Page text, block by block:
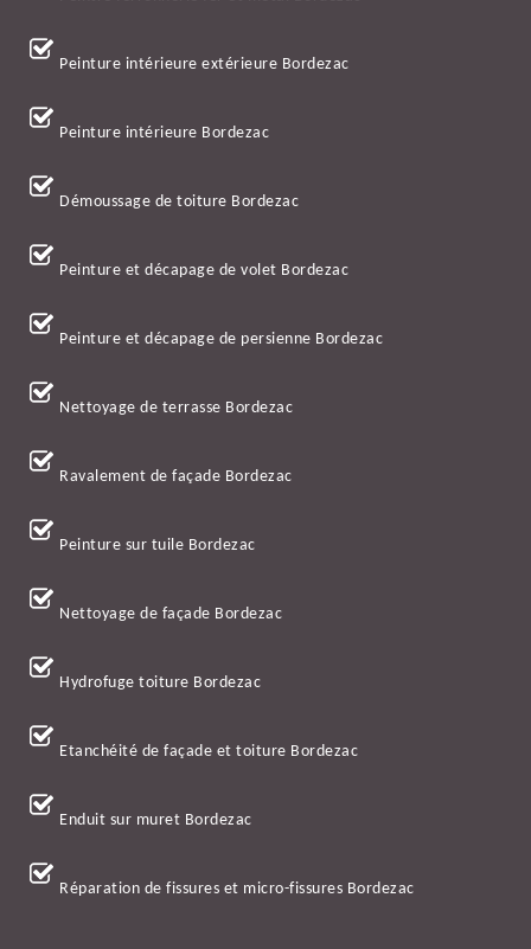
Peinture intérieure extérieure Bordezac
Peinture intérieure Bordezac
Démoussage de toiture Bordezac
Peinture et décapage de volet Bordezac
Peinture et décapage de persienne Bordezac
Nettoyage de terrasse Bordezac
Ravalement de façade Bordezac
Peinture sur tuile Bordezac
Nettoyage de façade Bordezac
Hydrofuge toiture Bordezac
Etanchéité de façade et toiture Bordezac
Enduit sur muret Bordezac
Réparation de fissures et micro-fissures Bordezac